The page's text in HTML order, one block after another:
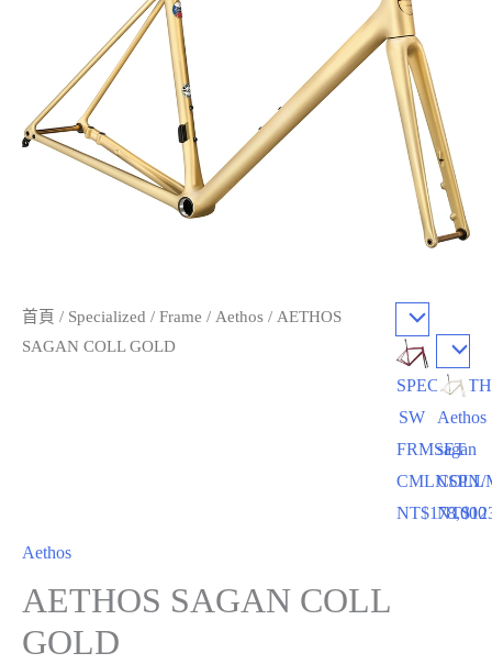
SPEC/
SW
FRMSET
CMLNSPN/
NT$178,000
Aethos
sagan
COLL
NT$
首頁 / Specialized / Frame / Aethos / AETHOS
SAGAN COLL GOLD
Aethos
AETHOS SAGAN COLL
GOLD